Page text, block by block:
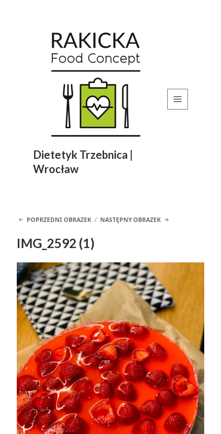
Dietetyk Trzebnica |
Wrocław
POPRZEDNI OBRAZEK NASTĘPNY OBRAZEK
IMG_2592 (1)